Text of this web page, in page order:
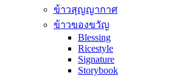
ข้าวสุญญากาศ
ข้าวของขวัญ
Blessing
Ricestyle
Signature
Storybook